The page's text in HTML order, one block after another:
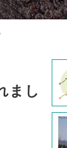
まし